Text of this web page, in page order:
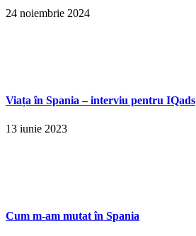
24 noiembrie 2024
Viața în Spania – interviu pentru IQads
13 iunie 2023
Cum m-am mutat în Spania